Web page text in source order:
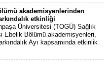
akademisyenlerinden
etkinliği
Üniversitesi (TOGÜ) Sağlık
Ebelik Bölümü akademisyenleri,
Ayı kapsamında etkinlik